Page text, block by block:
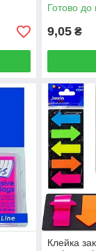
Готово до
9,05 ₴
Клейка